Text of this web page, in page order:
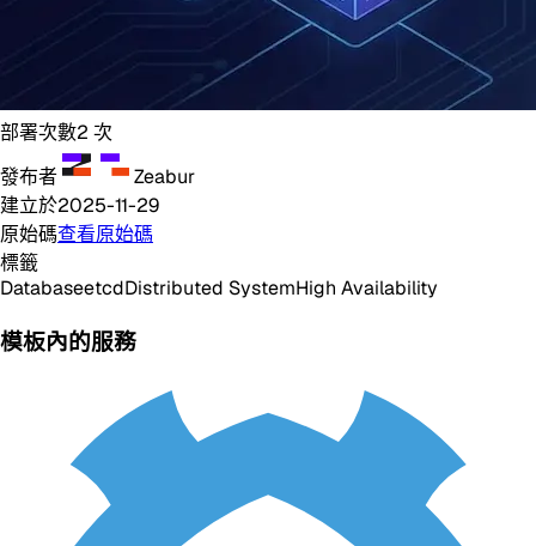
部署次數2 次
發布者
Zeabur
建立於2025-11-29
原始碼查看原始碼
標籤
DatabaseetcdDistributed SystemHigh Availability
模板內的服務